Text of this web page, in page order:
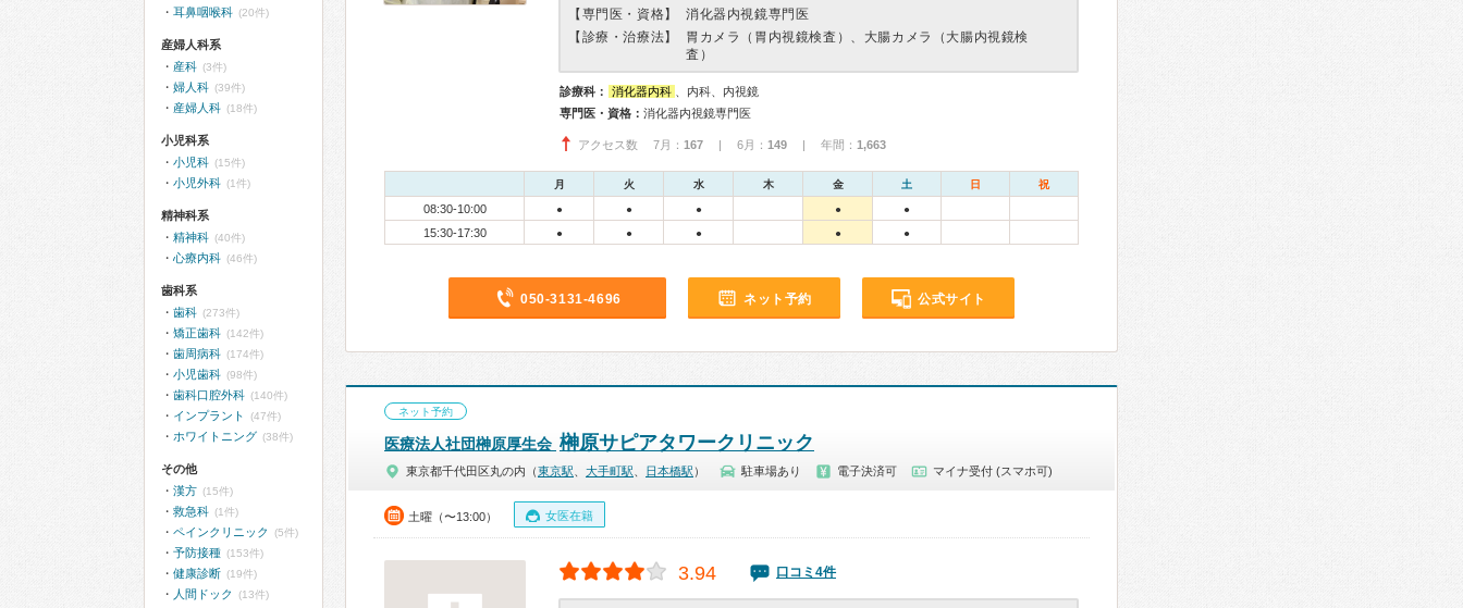
【専門医・資格】
消化器内視鏡専門医
【診療・治療法】
胃カメラ（胃内視鏡検査）、大腸カメラ（大腸内視鏡検
査）
診療科： 消化器内科
、内科、内視鏡
専門医・資格： 消化器内視鏡専門医
アクセス数 7月： 167 | 6月： 149 | 年間： 1,663
月 火 水 木 金 土 日 祝
08:30-10:00 ● ● ● ● ●
15:30-17:30 ● ● ● ● ●
050-3131-4696 ネット予約 公式サイト
ネット予約
医療法人社団榊原厚生会 榊原サピアタワークリニック
東京都千代田区丸の内（東京駅 大手町駅 日本橋駅 ） 駐車場あり 電子決済可 マイナ受付 (スマホ可)
土曜（〜13:00） 女医在籍
3.94 口コミ4件
耳鼻咽喉科 (20件)
産婦人科系
産科 (3件)
婦人科 (39件)
産婦人科 (18件)
小児科系
小児科 (15件)
小児外科 (1件)
精神科系
精神科 (40件)
心療内科 (46件)
歯科系
歯科 (273件)
矯正歯科 (142件)
歯周病科 (174件)
小児歯科 (98件)
歯科口腔外科 (140件)
インプラント (47件)
ホワイトニング (38件)
その他
漢方 (15件)
救急科 (1件)
ペインクリニック (5件)
予防接種 (153件)
健康診断 (19件)
人間ドック (13件)